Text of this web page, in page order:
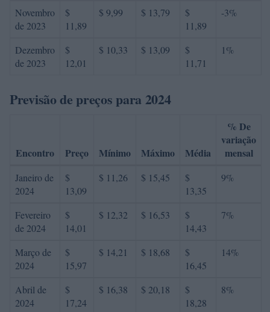
Novembro
de 2023
$
11,89
$ 9,99 $ 13,79
$
11,89
-3%
Dezembro
de 2023
$
12,01
$ 10,33 $ 13,09
$
11,71
1%
Previsão de preços para 2024
Encontro Preço Mínimo Máximo Média
% De
variação
mensal
Janeiro de
2024
$
13,09
$ 11,26 $ 15,45
$
13,35
9%
Fevereiro
de 2024
$
14,01
$ 12,32 $ 16,53
$
14,43
7%
Março de
2024
$
15,97
$ 14,21 $ 18,68
$
16,45
14%
Abril de
2024
$
17,24
$ 16,38 $ 20,18
$
18,28
8%